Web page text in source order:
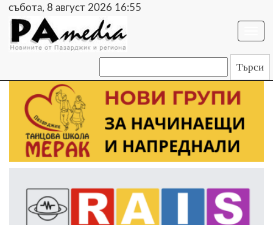
събота, 8 август 2026 16:55